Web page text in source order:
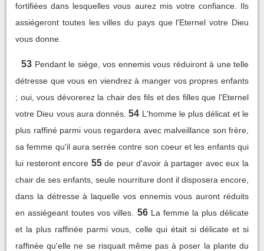
fortifiées dans lesquelles vous aurez mis votre confiance. Ils
assiégeront toutes les villes du pays que l'Eternel votre Dieu
vous donne.
53 Pendant le siège, vos ennemis vous réduiront à une telle
détresse que vous en viendrez à manger vos propres enfants
; oui, vous dévorerez la chair des fils et des filles que l'Eternel
votre Dieu vous aura donnés. 54 L'homme le plus délicat et le
plus raffiné parmi vous regardera avec malveillance son frère,
sa femme qu'il aura serrée contre son coeur et les enfants qui
lui resteront encore 55 de peur d'avoir à partager avec eux la
chair de ses enfants, seule nourriture dont il disposera encore,
dans la détresse à laquelle vos ennemis vous auront réduits
en assiégeant toutes vos villes.
56 La femme la plus délicate
et la plus raffinée parmi vous, celle qui était si délicate et si
raffinée qu'elle ne se risquait même pas à poser la plante du